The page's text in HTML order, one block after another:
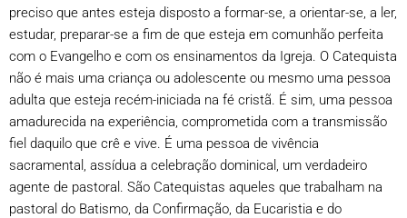
preciso que antes esteja disposto a formar-se, a orientar-se, a ler,
estudar, preparar-se a fim de que esteja em comunhão perfeita
com o Evangelho e com os ensinamentos da Igreja. O Catequista
não é mais uma criança ou adolescente ou mesmo uma pessoa
adulta que esteja recém-iniciada na fé cristã. É sim, uma pessoa
amadurecida na experiência, comprometida com a transmissão
fiel daquilo que crê e vive. É uma pessoa de vivência
sacramental, assídua a celebração dominical, um verdadeiro
agente de pastoral. São Catequistas aqueles que trabalham na
pastoral do Batismo, da Confirmação, da Eucaristia e do